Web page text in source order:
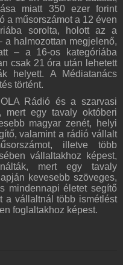
miatt 350 ezer forint
a műsorszámot a 12 éven
sorolta, holott az a
a halmozottan megjelenő,
– a 16-os kategóriába
csak 21 óra után lehetett
helyett. A Médiatanács
történt.
Rádió és a szarvasi
mert egy tavaly októberi
magyar zenét, helyi
valamint a rádió vállalt
illetve több
vállaltakhoz képest,
mert egy tavaly
kevesebb szöveges,
mindennapi életet segítő
a vállaltnál több ismétlést
foglaltakhoz képest.